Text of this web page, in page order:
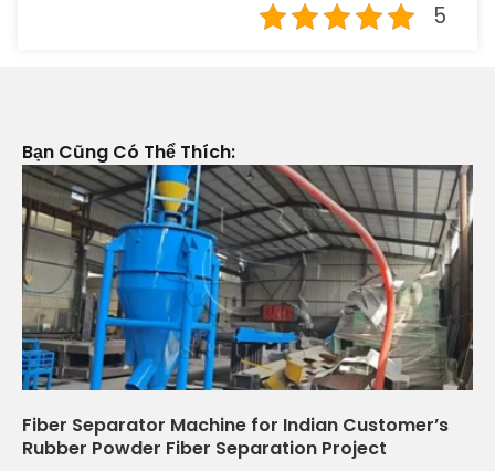
5
Bạn Cũng Có Thể Thích:
Fiber Separator Machine for Indian Customer’s
Rubber Powder Fiber Separation Project